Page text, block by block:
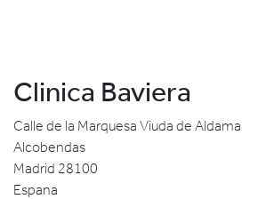
Clinica Baviera
Calle de la Marquesa Viuda de Aldama
Alcobendas
Madrid 28100
Espana